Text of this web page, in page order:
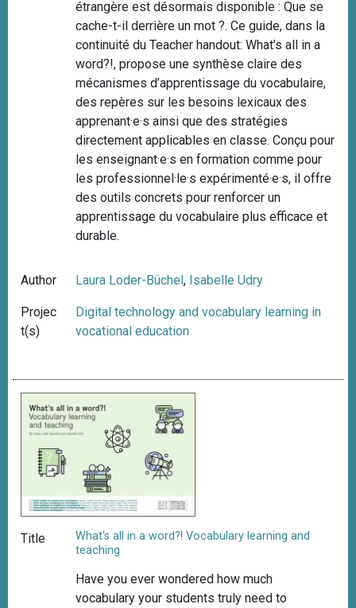
étrangère est désormais disponible : Que se
cache-t-il derrière un mot ?. Ce guide, dans la
continuité du Teacher handout: What’s all in a
word?!, propose une synthèse claire des
mécanismes d’apprentissage du vocabulaire,
des repères sur les besoins lexicaux des
apprenant·e·s ainsi que des stratégies
directement applicables en classe. Conçu pour
les enseignant·e·s en formation comme pour
les professionnel·le·s expérimenté·e·s, il offre
des outils concrets pour renforcer un
apprentissage du vocabulaire plus efficace et
durable.
Author Laura Loder-Büchel, Isabelle Udry
Projec
t(s)
Digital technology and vocabulary learning in
vocational education
Title
What's all in a word?! Vocabulary learning and
teaching
Have you ever wondered how much
vocabulary your students truly need to